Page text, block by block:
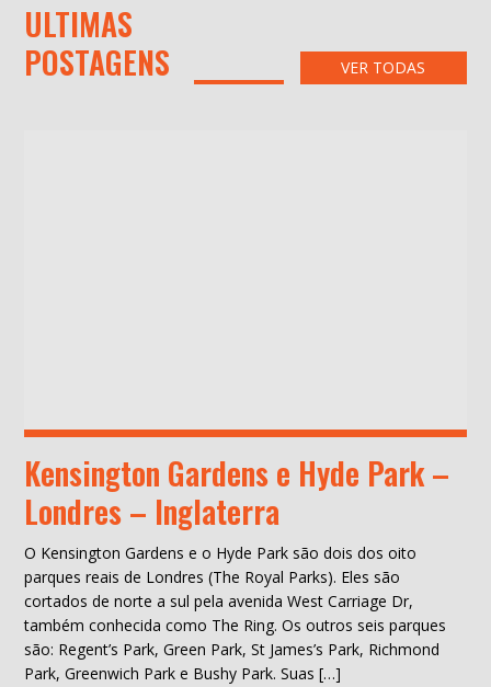
ULTIMAS
POSTAGENS
VER TODAS
Kensington Gardens e Hyde Park –
Londres – Inglaterra
O Kensington Gardens e o Hyde Park são dois dos oito
parques reais de Londres (The Royal Parks). Eles são
cortados de norte a sul pela avenida West Carriage Dr,
também conhecida como The Ring. Os outros seis parques
são: Regent’s Park, Green Park, St James’s Park, Richmond
Park, Greenwich Park e Bushy Park. Suas […]